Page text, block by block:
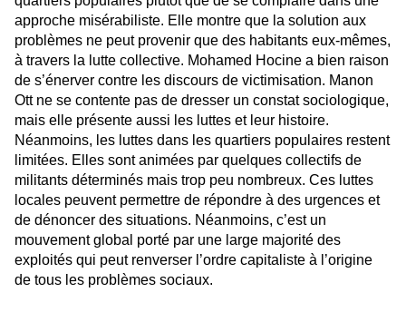
approche misérabiliste. Elle montre que la solution aux
problèmes ne peut provenir que des habitants eux-mêmes,
à travers la lutte collective. Mohamed Hocine a bien raison
de s’énerver contre les discours de victimisation. Manon
Ott ne se contente pas de dresser un constat sociologique,
mais elle présente aussi les luttes et leur histoire.
Néanmoins, les luttes dans les quartiers populaires restent
limitées. Elles sont animées par quelques collectifs de
militants déterminés mais trop peu nombreux. Ces luttes
locales peuvent permettre de répondre à des urgences et
de dénoncer des situations. Néanmoins, c’est un
mouvement global porté par une large majorité des
exploités qui peut renverser l’ordre capitaliste à l’origine
de tous les problèmes sociaux.